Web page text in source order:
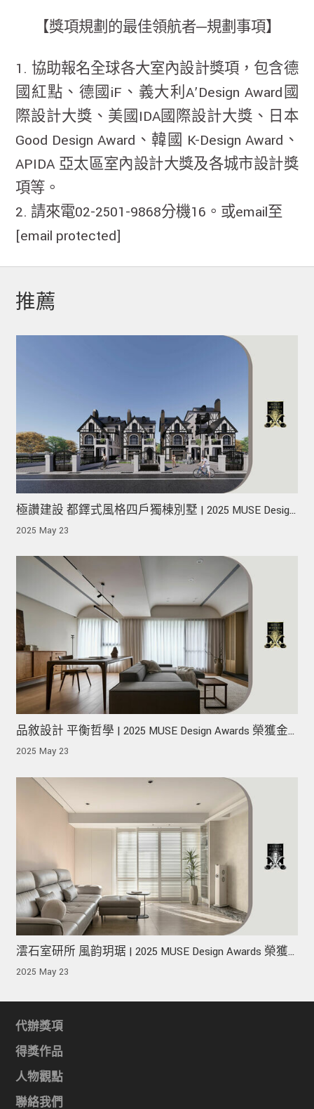
【獎項規劃的最佳領航者─規劃事項】
1. 協助報名全球各大室內設計獎項，包含德
國紅點、德國iF、義大利A’Design Award國
際設計大獎、美國IDA國際設計大獎、日本
Good Design Award、韓國 K-Design Award、
APIDA 亞太區室內設計大獎及各城市設計獎
項等。
2. 請來電02-2501-9868分機16。或email至
[email protected]
推薦
極讚建設 都鐸式風格四戶獨棟別墅 | 2025 MUSE Design
Awards 榮獲金獎！
2025 May 23
品敘設計 平衡哲學 | 2025 MUSE Design Awards 榮獲金
獎！
2025 May 23
澐石室研所 風韵玥琚 | 2025 MUSE Design Awards 榮獲
銀獎！
2025 May 23
代辦獎項
得獎作品
人物觀點
聯絡我們